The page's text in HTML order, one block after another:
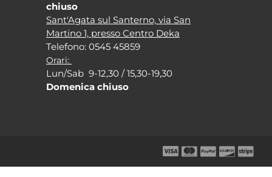
chiuso
Sant'Agata sul Santerno, via San
Martino 1, presso Centro Deka
Telefono: 0545 45859
Orari:
Lun/Sab 9-12,30 / 15,30-19,30
Domenica chiuso